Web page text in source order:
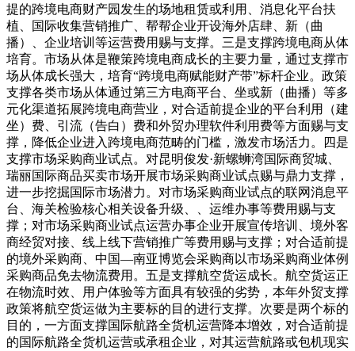
提的跨境电商财产园发生的场地租赁或利用、消息化平台扶
植、国际收集营销推广、帮帮企业开设海外店肆、新（曲
播）、企业培训等运营费用赐与支撑。三是支撑跨境电商从体
培育。市场从体是鞭策跨境电商成长的主要力量，通过支撑市
场从体成长强大，培育“跨境电商赋能财产带”标杆企业。政策
支撑各类市场从体通过第三方电商平台、坐或新（曲播）等多
元化渠道拓展跨境电商营业，对合适前提企业的平台利用（建
坐）费、引流（告白）费和外贸办理软件利用费等方面赐与支
撑，降低企业进入跨境电商范畴的门槛，激发市场活力。四是
支撑市场采购商业试点。对昆明俊发·新螺蛳湾国际商贸城、
瑞丽国际商品买卖市场开展市场采购商业试点赐与鼎力支撑，
进一步挖掘国际市场潜力。对市场采购商业试点的联网消息平
台、海关检验核心相关设备升级、、运维办事等费用赐与支
撑；对市场采购商业试点运营办事企业开展宣传培训、境外客
商经贸对接、线上线下营销推广等费用赐与支撑；对合适前提
的境外采购商、中国—南亚博览会采购商以市场采购商业体例
采购商品免去物流费用。五是支撑航空货运成长。航空货运正
在物流时效、用户体验等方面具有较强的劣势，本年外贸支撑
政策将航空货运做为主要标的目的进行支撑。次要是两个标的
目的，一方面支撑国际航路全货机运营降本增效，对合适前提
的国际航路全货机运营或承租企业，对其运营航路或包机现实